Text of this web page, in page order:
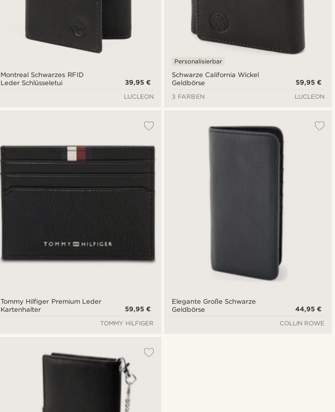
Montreal Schwarzes RFID
Leder Schlüsseletui
39,95 €
LUCLEON
Schwarze California Wickel
Geldbörse
Personalisierbar
59,95 €
3 FARBEN
LUCLEON
Tommy Hilfiger Premium Leder
Kartenhalter
59,95 €
TOMMY HILFIGER
Elegante Große Schwarze
Geldbörse
44,95 €
COLLIN ROWE